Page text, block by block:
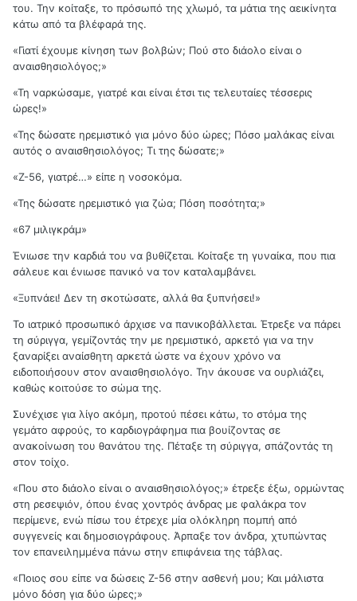
του. Την κοίταξε, το πρόσωπό της χλωμό, τα μάτια της αεικίνητα
κάτω από τα βλέφαρά της.
«Γιατί έχουμε κίνηση των βολβών; Πού στο διάολο είναι ο
αναισθησιολόγος;»
«Τη ναρκώσαμε, γιατρέ και είναι έτσι τις τελευταίες τέσσερις
ώρες!»
«Της δώσατε ηρεμιστικό για μόνο δύο ώρες; Πόσο μαλάκας είναι
αυτός ο αναισθησιολόγος; Τι της δώσατε;»
«Ζ-56, γιατρέ…» είπε η νοσοκόμα.
«Της δώσατε ηρεμιστικό για ζώα; Πόση ποσότητα;»
«67 μιλιγκράμ»
Ένιωσε την καρδιά του να βυθίζεται. Κοίταξε τη γυναίκα, που πια
σάλευε και ένιωσε πανικό να τον καταλαμβάνει.
«Ξυπνάει! Δεν τη σκοτώσατε, αλλά θα ξυπνήσει!»
Το ιατρικό προσωπικό άρχισε να πανικοβάλλεται. Έτρεξε να πάρει
τη σύριγγα, γεμίζοντάς την με ηρεμιστικό, αρκετό για να την
ξαναρίξει αναίσθητη αρκετά ώστε να έχουν χρόνο να
ειδοποιήσουν στον αναισθησιολόγο. Την άκουσε να ουρλιάζει,
καθώς κοιτούσε το σώμα της.
Συνέχισε για λίγο ακόμη, προτού πέσει κάτω, το στόμα της
γεμάτο αφρούς, το καρδιογράφημα πια βουίζοντας σε
ανακοίνωση του θανάτου της. Πέταξε τη σύριγγα, σπάζοντάς τη
στον τοίχο.
«Που στο διάολο είναι ο αναισθησιολόγος;» έτρεξε έξω, ορμώντας
στη ρεσεψιόν, όπου ένας χοντρός άνδρας με φαλάκρα τον
περίμενε, ενώ πίσω του έτρεχε μία ολόκληρη πομπή από
συγγενείς και δημοσιογράφους. Άρπαξε τον άνδρα, χτυπώντας
τον επανειλημμένα πάνω στην επιφάνεια της τάβλας.
«Ποιος σου είπε να δώσεις Ζ-56 στην ασθενή μου; Και μάλιστα
μόνο δόση για δύο ώρες;»